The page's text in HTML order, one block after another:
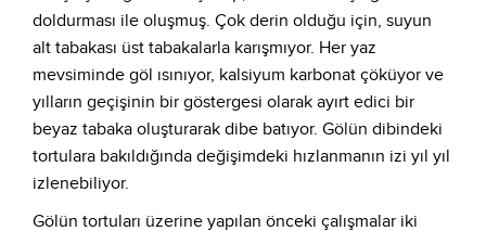
doldurması ile oluşmuş. Çok derin olduğu için, suyun
alt tabakası üst tabakalarla karışmıyor. Her yaz
mevsiminde göl ısınıyor, kalsiyum karbonat çöküyor ve
yılların geçişinin bir göstergesi olarak ayırt edici bir
beyaz tabaka oluşturarak dibe batıyor. Gölün dibindeki
tortulara bakıldığında değişimdeki hızlanmanın izi yıl yıl
izlenebiliyor.
Gölün tortuları üzerine yapılan önceki çalışmalar iki